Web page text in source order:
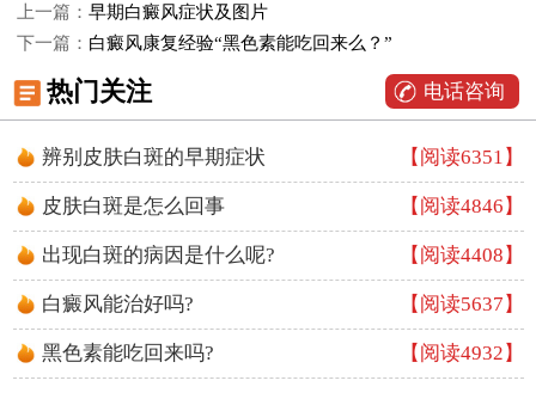
上一篇： 早期白癜风症状及图片
下一篇： 白癜风康复经验“黑色素能吃回来么？”
热门关注 电话咨询
辨别皮肤白斑的早期症状 【阅读6351】
皮肤白斑是怎么回事 【阅读4846】
出现白斑的病因是什么呢? 【阅读4408】
白癜风能治好吗? 【阅读5637】
黑色素能吃回来吗? 【阅读4932】